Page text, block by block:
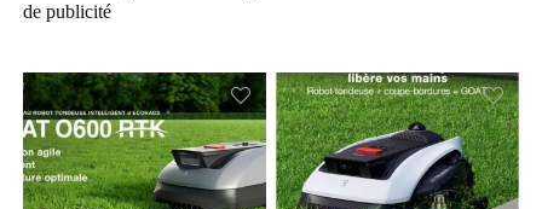
de publicité